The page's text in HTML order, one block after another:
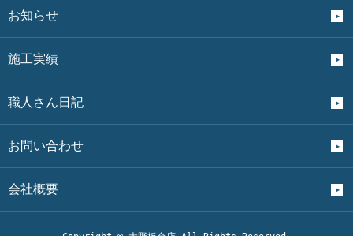
お知らせ
施工実績
職人さん日記
お問い合わせ
会社概要